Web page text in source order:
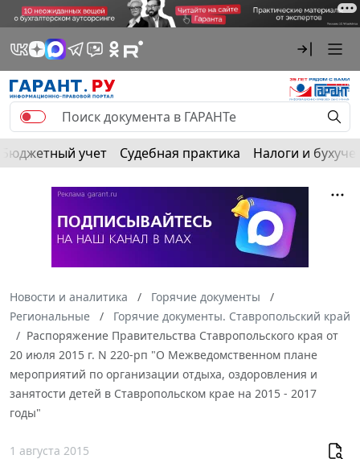
Бюджетный учет Судебная практика Налоги и
Новости и аналитика
Горячие документы
Региональные
Горячие документы. Ставропольский край
Распоряжение Правительства Ставропольского края от
20 июля 2015 г. N 220-рп "О Межведомственном плане
мероприятий по организации отдыха, оздоровления и
занятости детей в Ставропольском крае на 2015 - 2017
годы"
1 августа 2015